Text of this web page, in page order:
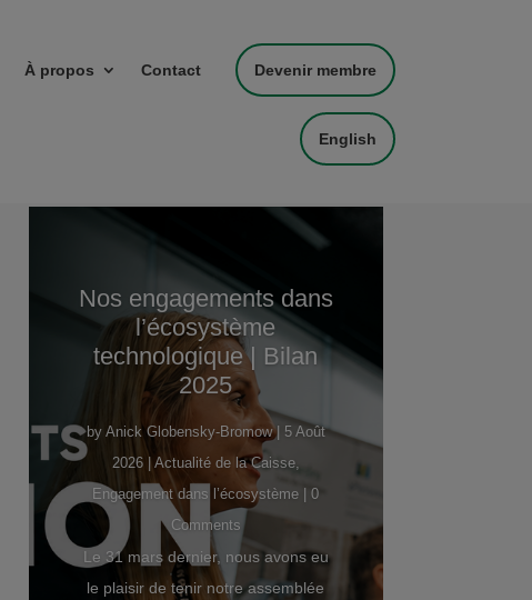
À propos Contact Devenir membre
English
Nos engagements dans
l’écosystème
technologique | Bilan
2025
by Anick Globensky-Bromow| 5 Août
2026|Actualité de la Caisse,
Engagement dans l’écosystème | 0
Comments
Le 31 mars dernier, nous avons eu
le plaisir de tenir notre assemblée